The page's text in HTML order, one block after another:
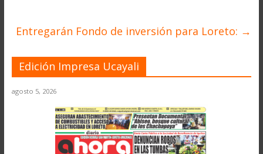
Entregarán Fondo de inversión para Loreto: →
Edición Impresa Ucayali
agosto 5, 2026